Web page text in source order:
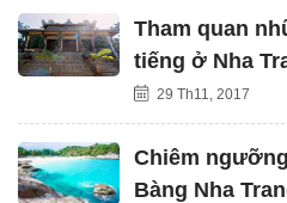
Tham quan
tiếng ở Nha
29 Th11, 2017
Chiêm
Bàng Nha